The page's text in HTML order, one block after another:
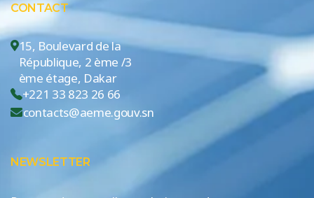
CONTACT
15, Boulevard de la
République, 2 ème /3
ème étage, Dakar
+221 33 823 26 66
contacts@aeme.gouv.sn
NEWSLETTER